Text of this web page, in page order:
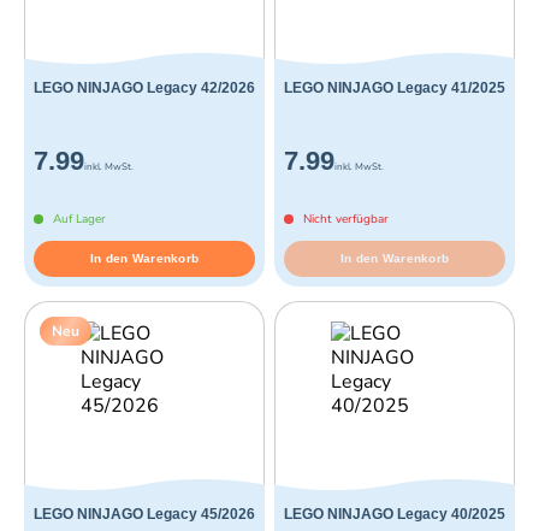
LEGO NINJAGO Legacy 42/2026
7.99inkl. MwSt.
Auf Lager
In den Warenkorb
LEGO NINJAGO Legacy 41/2025
7.99inkl. MwSt.
Nicht verfügbar
In den Warenkorb
Neu
LEGO NINJAGO Legacy 45/2026 LEGO NINJAGO Legacy 40/2025